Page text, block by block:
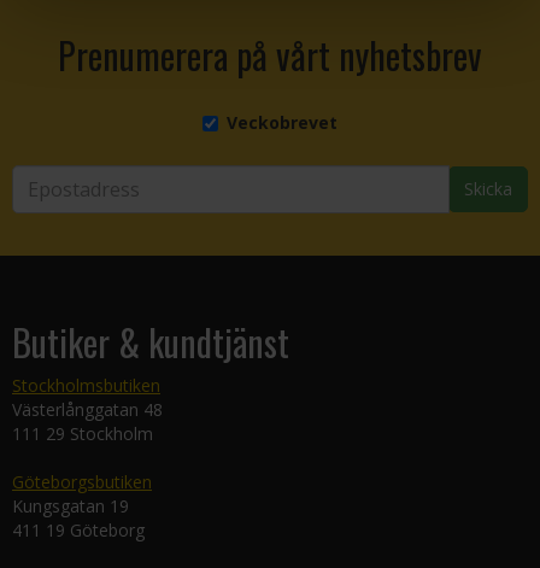
Prenumerera på vårt nyhetsbrev
Veckobrevet
Skicka
Butiker & kundtjänst
Stockholmsbutiken
Västerlånggatan 48
111 29 Stockholm
Göteborgsbutiken
Kungsgatan 19
411 19 Göteborg